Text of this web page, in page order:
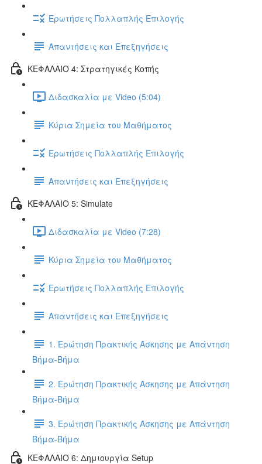
Ερωτήσεις Πολλαπλής Επιλογής
Απαντήσεις και Επεξηγήσεις
ΚΕΦΑΛΑΙΟ 4: Στρατηγικές Κοπής
Διδασκαλία με Video (5:04)
Κύρια Σημεία του Μαθήματος
Ερωτήσεις Πολλαπλής Επιλογής
Απαντήσεις και Επεξηγήσεις
ΚΕΦΑΛΑΙΟ 5: Simulate
Διδασκαλία με Video (7:28)
Κύρια Σημεία του Μαθήματος
Ερωτήσεις Πολλαπλής Επιλογής
Απαντήσεις και Επεξηγήσεις
1. Ερώτηση Πρακτικής Άσκησης με Απάντηση
Βήμα-Βήμα
2. Ερώτηση Πρακτικής Άσκησης με Απάντηση
Βήμα-Βήμα
3. Ερώτηση Πρακτικής Άσκησης με Απάντηση
Βήμα-Βήμα
ΚΕΦΑΛΑΙΟ 6: Δημιουργία Setup